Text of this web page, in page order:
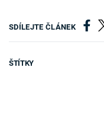
SDÍLEJTE ČLÁNEK
ŠTÍTKY